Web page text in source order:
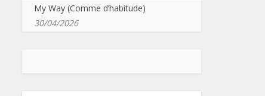
My Way (Comme d’habitude)
30/04/2026